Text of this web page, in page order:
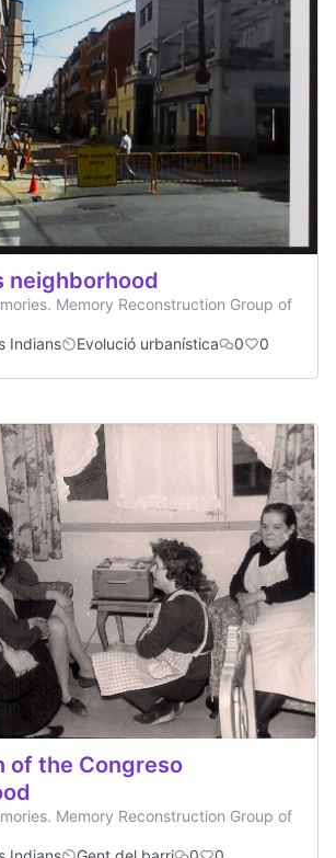
neighborhood
Memory Reconstruction Group of
Indians
Evolució urbanística 0 0
of the Congreso
Memory Reconstruction Group of